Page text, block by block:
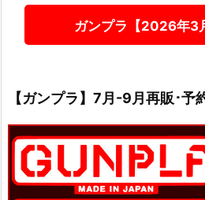
ガンプラ【2026年3
【ガンプラ】7月-9月再販･予